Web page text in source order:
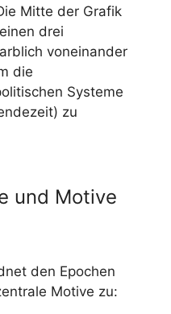
Mitte der Grafik
drei
voneinander
die
Systeme
zu
und Motive
den Epochen
Motive zu: